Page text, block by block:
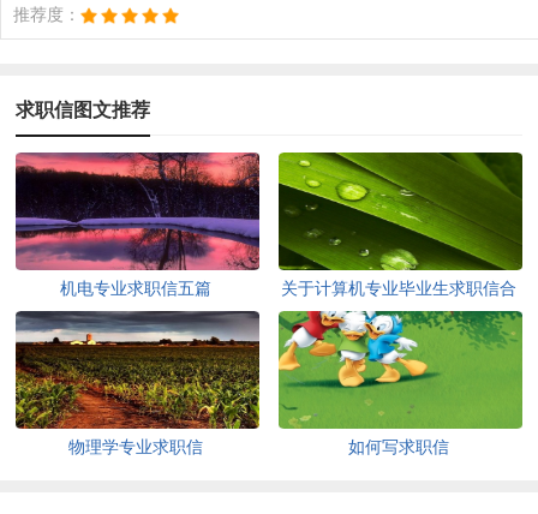
推荐度：
求职信图文推荐
机电专业求职信五篇
关于计算机专业毕业生求职信合
集四篇
物理学专业求职信 如何写求职信